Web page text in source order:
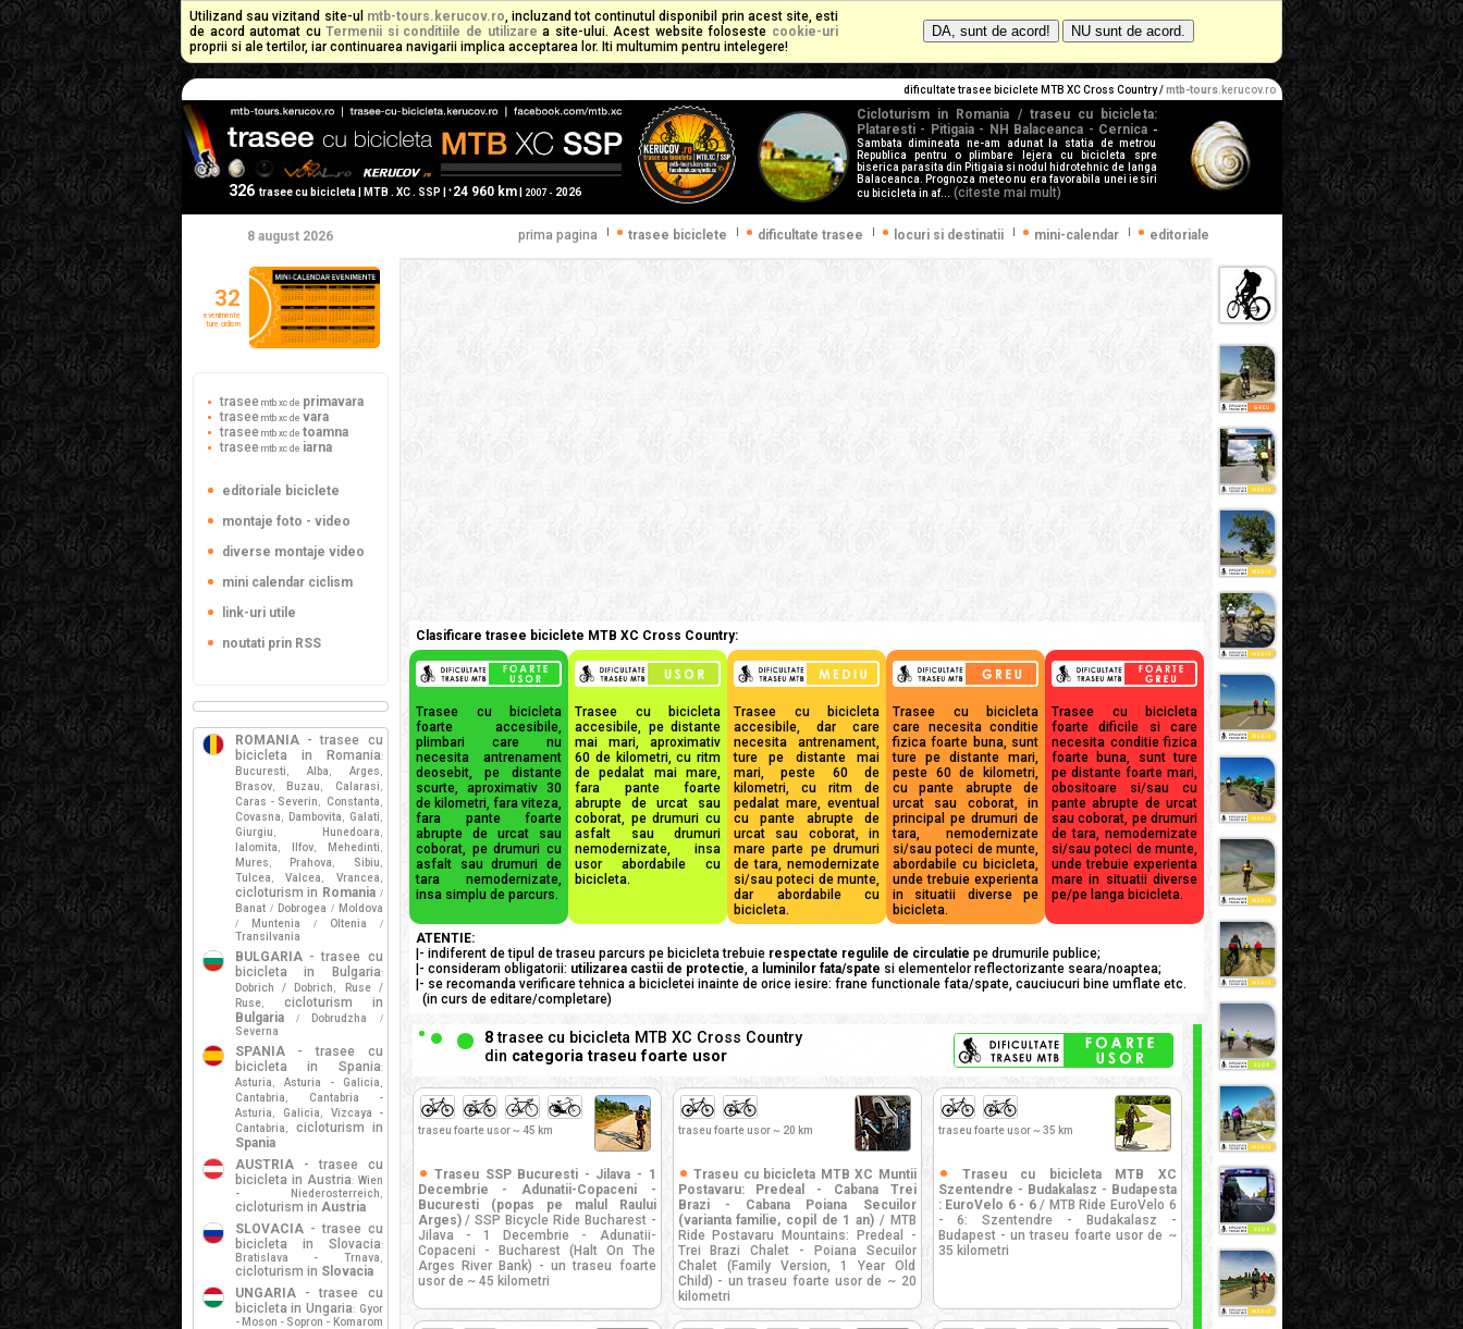
Utilizand sau vizitand site-ul mtb-tours.kerucov.ro, incluzand tot continutul disponibil prin acest site, esti
de acord automat cuTermenii si conditiile de utilizare a site-ului. Acest website foloseste cookie-uri
proprii si ale tertilor, iar continuarea navigarii implica acceptarea lor. Iti multumim pentru intelegere!
dificultate trasee biciclete MTB XC Cross Country/mtb-tours.kerucov.ro
Cicloturism in Romania / traseu cu bicicleta:
Plataresti - Pitigaia - NH Balaceanca - Cernica -
Sambata dimineata ne-am adunat la statia de metrou
Republica pentru o plimbare lejera cu bicicleta spre
biserica parasita din Pitigaia si nodul hidrotehnic de langa
Balaceanca. Prognoza meteo nu era favorabila unei iesiri
cu bicicleta in af...
(citeste mai mult)
326 trasee cu bicicleta | MTB . XC . SSP | + 24 960 km 2007 - 2026
8 august 2026 prima pagina trasee biciclete dificultate trasee locuri si destinatii mini-calendar editoriale
Clasificare trasee biciclete MTB XC Cross Country:
Trasee cu bicicleta
foarte accesibile,
plimbari care nu
necesita antrenament
deosebit, pe distante
scurte, aproximativ 30
de kilometri, fara viteza,
fara pante foarte
abrupte de urcat sau
coborat, pe drumuri cu
asfalt sau drumuri de
tara nemodernizate,
insa simplu de parcurs.
Trasee cu bicicleta
accesibile, pe distante
mai mari, aproximativ
60 de kilometri, cu ritm
de pedalat mai mare,
fara pante foarte
abrupte de urcat sau
coborat, pe drumuri cu
asfalt sau drumuri
nemodernizate, insa
usor abordabile cu
bicicleta.
Trasee cu bicicleta
accesibile, dar care
necesita antrenament,
ture pe distante mai
mari, peste 60 de
kilometri, cu ritm de
pedalat mare, eventual
cu pante abrupte de
urcat sau coborat, in
mare parte pe drumuri
de tara, nemodernizate
si/sau poteci de munte,
dar abordabile cu
bicicleta.
Trasee cu bicicleta
care necesita conditie
fizica foarte buna, sunt
ture pe distante mari,
peste 60 de kilometri,
cu pante abrupte de
urcat sau coborat, in
principal pe drumuri de
tara, nemodernizate
si/sau poteci de munte,
abordabile cu bicicleta,
unde trebuie experienta
in situatii diverse pe
bicicleta.
Trasee cu bicicleta
foarte dificile si care
necesita conditie fizica
foarte buna, sunt ture
pe distante foarte mari,
obositoare si/sau cu
pante abrupte de urcat
sau coborat, pe drumuri
de tara, nemodernizate
si/sau poteci de munte,
unde trebuie experienta
mare in situatii diverse
pe/pe langa bicicleta.
ATENTIE:
|- indiferent de tipul de traseu parcurs pe bicicleta trebuie respectate regulile de circulatie pe drumurile publice;
|- consideram obligatorii: utilizarea castii de protectie, a luminilor fata/spate si elementelor reflectorizante seara/noaptea;
|- se recomanda verificare tehnica a bicicletei inainte de orice iesire: frane functionale fata/spate, cauciucuri bine umflate etc.
(in curs de editare/completare)
8trasee cu bicicleta MTB XC Cross Country
din categoria traseu foarte usor
traseu foarte usor ~ 45 km
Traseu SSP Bucuresti - Jilava - 1
Decembrie - Adunatii-Copaceni -
Bucuresti (popas pe malul Raului
Arges)/ SSP Bicycle Ride Bucharest -
Jilava - 1 Decembrie - Adunatii-
Copaceni - Bucharest (Halt On The
Arges River Bank) - un traseu foarte
usor de ~ 45 kilometri
traseu foarte usor ~ 20 km
Traseu cu bicicleta MTB XC Muntii
Postavaru: Predeal - Cabana Trei
Brazi - Cabana Poiana Secuilor
(varianta familie, copil de 1 an) / MTB
Ride Postavaru Mountains: Predeal -
Trei Brazi Chalet - Poiana Secuilor
Chalet (Family Version, 1 Year Old
Child) - un traseu foarte usor de ~ 20
kilometri
traseu foarte usor ~ 35 km
Traseu cu bicicleta MTB XC
Szentendre - Budakalasz - Budapesta
: EuroVelo 6 - 6/ MTB Ride EuroVelo 6
- 6: Szentendre - Budakalasz -
Budapest - un traseu foarte usor de ~
35 kilometri
32
evenimente
ture ciclism
trasee mtb xc de primavara
trasee mtb xc de vara
trasee mtb xc de toamna
trasee mtb xc de iarna
editoriale biciclete
montaje foto - video
diverse montaje video
mini calendar ciclism
link-uri utile
noutati prin RSS
ROMANIA- trasee cu
bicicleta in Romania:
Bucuresti , Alba , Arges ,
Brasov, Buzau , Calarasi ,
Caras - Severin , Constanta ,
Covasna , Dambovita , Galati ,
Giurgiu , Hunedoara ,
Ialomita , Ilfov, Mehedinti ,
Mures , Prahova , Sibiu ,
Tulcea , Valcea , Vrancea ,
cicloturism in Romania /
Banat / Dobrogea / Moldova
/ Muntenia / Oltenia /
Transilvania
BULGARIA- trasee cu
bicicleta in Bulgaria:
Dobrich / Dobrich ,
Ruse /
Ruse,
cicloturism in
Bulgaria
/ Dobrudzha /
Severna
SPANIA- trasee cu
bicicleta in Spania:
Asturia , Asturia - Galicia ,
Cantabria ,
Cantabria -
Asturia , Galicia ,
Vizcaya -
Cantabria ,
cicloturism in
Spania
AUSTRIA- trasee cu
bicicleta in Austria: Wien
- Niederosterreich ,
cicloturism in Austria
SLOVACIA- trasee cu
bicicleta in Slovacia:
Bratislava - Trnava ,
cicloturism in Slovacia
UNGARIA- trasee cu
bicicleta in Ungaria: Gyor
- Moson - Sopron - Komarom